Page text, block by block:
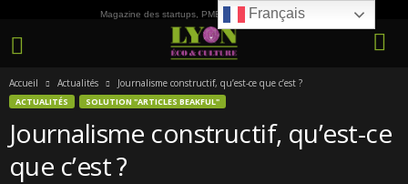
Magazine des startups, PME, ETI et de la Culture
Accueil Actualités Journalisme constructif, qu’est-ce que c’est ?
ACTUALITÉS SOLUTION "ARTICLES BEAKFUL"
Journalisme constructif, qu’est-ce
que c’est ?
Français